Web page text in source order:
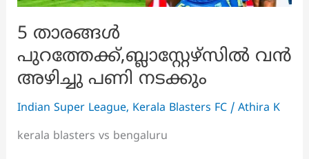
5 താരങ്ങൾ
പുറത്തേക്ക്,ബ്ലാസ്റ്റേഴ്സിൽ വൻ
അഴിച്ചു പണി നടക്കും
Indian Super League, Kerala Blasters FC/ Athira K
kerala blasters vs bengaluru